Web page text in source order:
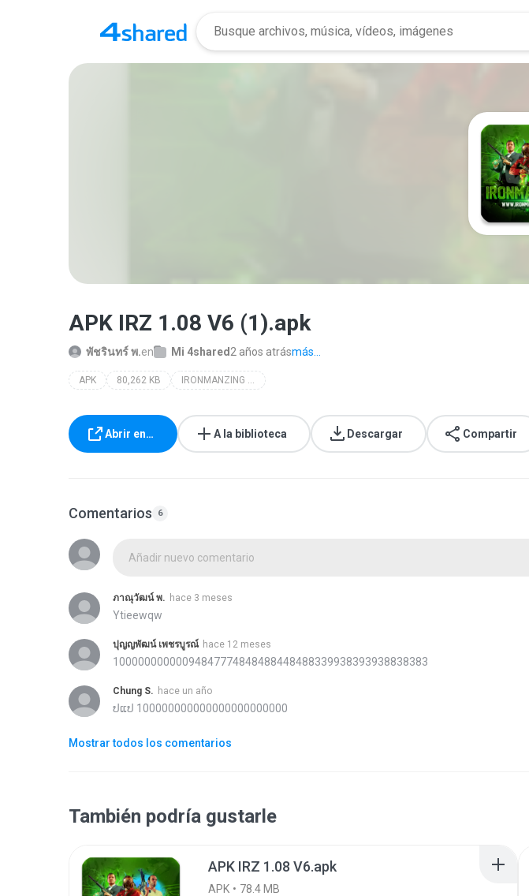
APK IRZ 1.08 V6 (1).apk
พัชรินทร์ พ.en Mi 4shared 2 años atrásmás...
APK 80,262 KB IRONMANZING GAMES
Abrir en… A la biblioteca Descargar Compartir
Comentarios 6
Añadir nuevo comentario
ภาณุวัฒน์ พ. hace 3 meses
Ytieewqw
ปุญญพัฒน์ เพชรบูรณ์ hace 12 meses
10000000000094847774848488448488339938393938838383
Chung S. hace un año
ປແປ 100000000000000000000000
Mostrar todos los comentarios
También podría gustarle
APK IRZ 1.08 V6.apk
APK 78.4 MB